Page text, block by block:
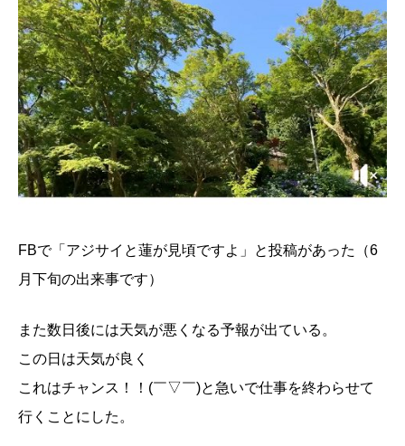
FBで「アジサイと蓮が見頃ですよ」と投稿があった（6
月下旬の出来事です）
また数日後には天気が悪くなる予報が出ている。
この日は天気が良く
これはチャンス！！(￣▽￣)と急いで仕事を終わらせて
行くことにした。